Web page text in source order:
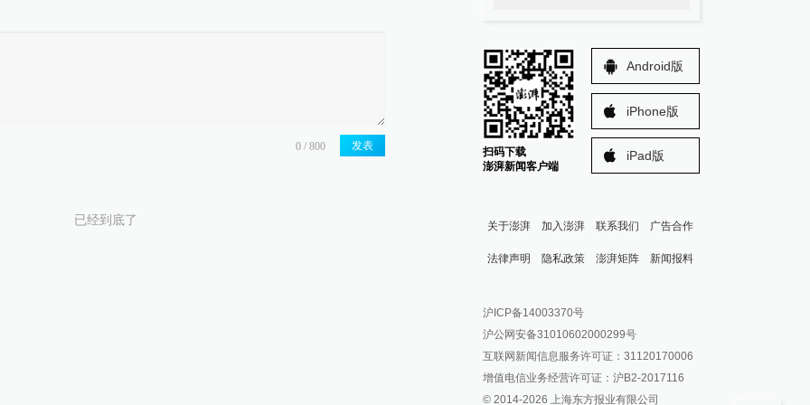
发表
已经到底了
扫码下载
澎湃新闻客户端
Android版
iPhone版
iPad版
关于澎湃 加入澎湃 联系我们 广告合作
法律声明 隐私政策 澎湃矩阵
澎湃新闻公众号
澎湃新闻抖音号
派生万物开放平台
IP SHANGHAI
新闻报料
报料邮箱: news@thepaper.cn
沪ICP备14003370号
沪公网安备31010602000299号
互联网新闻信息服务许可证：31120170006
增值电信业务经营许可证：沪B2-2017116
© 2014-2026 上海东方报业有限公司